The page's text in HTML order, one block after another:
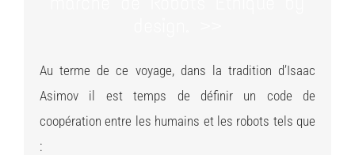
Au terme de ce voyage, dans la tradition d’Isaac
Asimov il est temps de définir un code de
coopération entre les humains et les robots tels que
: